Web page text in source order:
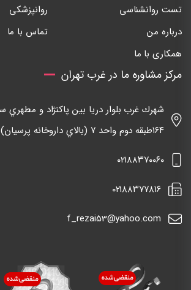
تست روانشناسی
روانپزشکی
درباره من
تماس با ما
همکاری با ما
مرکز مشاوره ما در غرب تهران
شهرك غرب بلوار دريا بين پاكنژاد و
١٦٤طبقه دوم واحد ٧ (بالاي داروخانه پرسيان)
٠٢١٨٨٣٧٠٠٦٠
٠٢١٨٨٣٧٧٨١٦
f_rezai53@yahoo.com